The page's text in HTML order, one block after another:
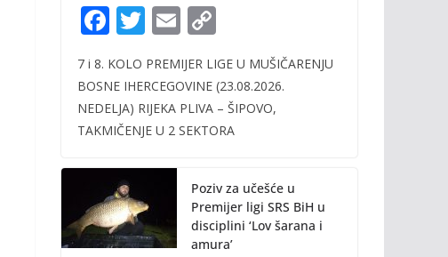
F
e
b
o
o
k
T
itt
er
E
ai
l
p
y
Li
k
7 i 8. KOLO PREMIJER LIGE U MUŠIČARENJU
BOSNE IHERCEGOVINE (23.08.2026.
NEDELJA) RIJEKA PLIVA – ŠIPOVO,
TAKMIČENJE U 2 SEKTORA
Poziv za učešće u
Premijer ligi SRS BiH u
disciplini ‘Lov šarana i
amura’